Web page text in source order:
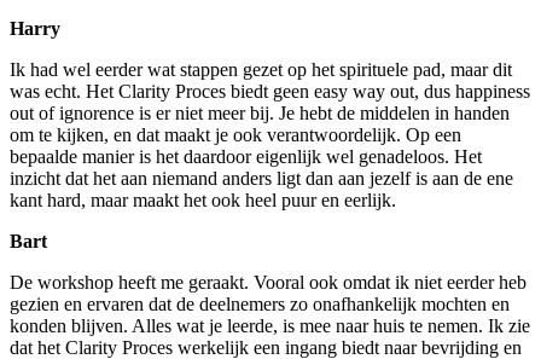
Harry
Ik had wel eerder wat stappen gezet op het spirituele pad, maar dit
was echt. Het Clarity Proces biedt geen easy way out, dus happiness
out of ignorence is er niet meer bij. Je hebt de middelen in handen
om te kijken, en dat maakt je ook verantwoordelijk. Op een
bepaalde manier is het daardoor eigenlijk wel genadeloos. Het
inzicht dat het aan niemand anders ligt dan aan jezelf is aan de ene
kant hard, maar maakt het ook heel puur en eerlijk.
Bart
De workshop heeft me geraakt. Vooral ook omdat ik niet eerder heb
gezien en ervaren dat de deelnemers zo onafhankelijk mochten en
konden blijven. Alles wat je leerde, is mee naar huis te nemen. Ik zie
dat het Clarity Proces werkelijk een ingang biedt naar bevrijding en